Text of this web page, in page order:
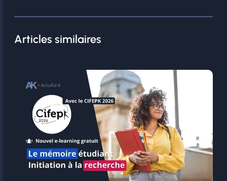
Articles similaires